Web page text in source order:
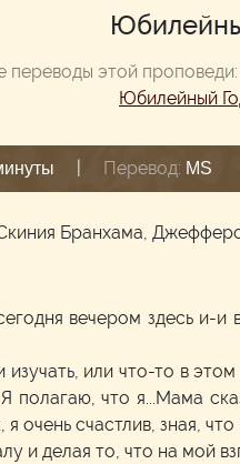
переводы этой проповеди:
Юбилейный
Перевод: MS
Бранхама,
вечером здесь и-
или что-то в
что я...Мама
я очень счастлив, зная,
и делая то, что на мой